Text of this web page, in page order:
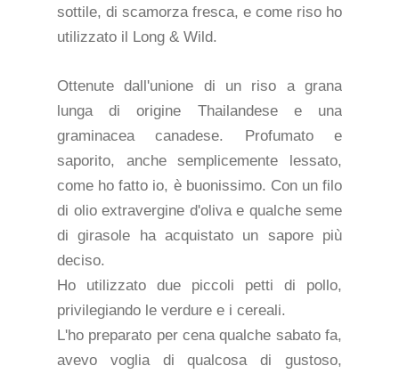
sottile, di scamorza fresca, e come riso ho
utilizzato il Long & Wild.
Ottenute dall'unione di un riso a grana
lunga di origine Thailandese e una
graminacea canadese. Profumato e
saporito, anche semplicemente lessato,
come ho fatto io, è buonissimo. Con un filo
di olio extravergine d'oliva e qualche seme
di girasole ha acquistato un sapore più
deciso.
Ho utilizzato due piccoli petti di pollo,
privilegiando le verdure e i cereali.
L'ho preparato per cena qualche sabato fa,
avevo voglia di qualcosa di gustoso,